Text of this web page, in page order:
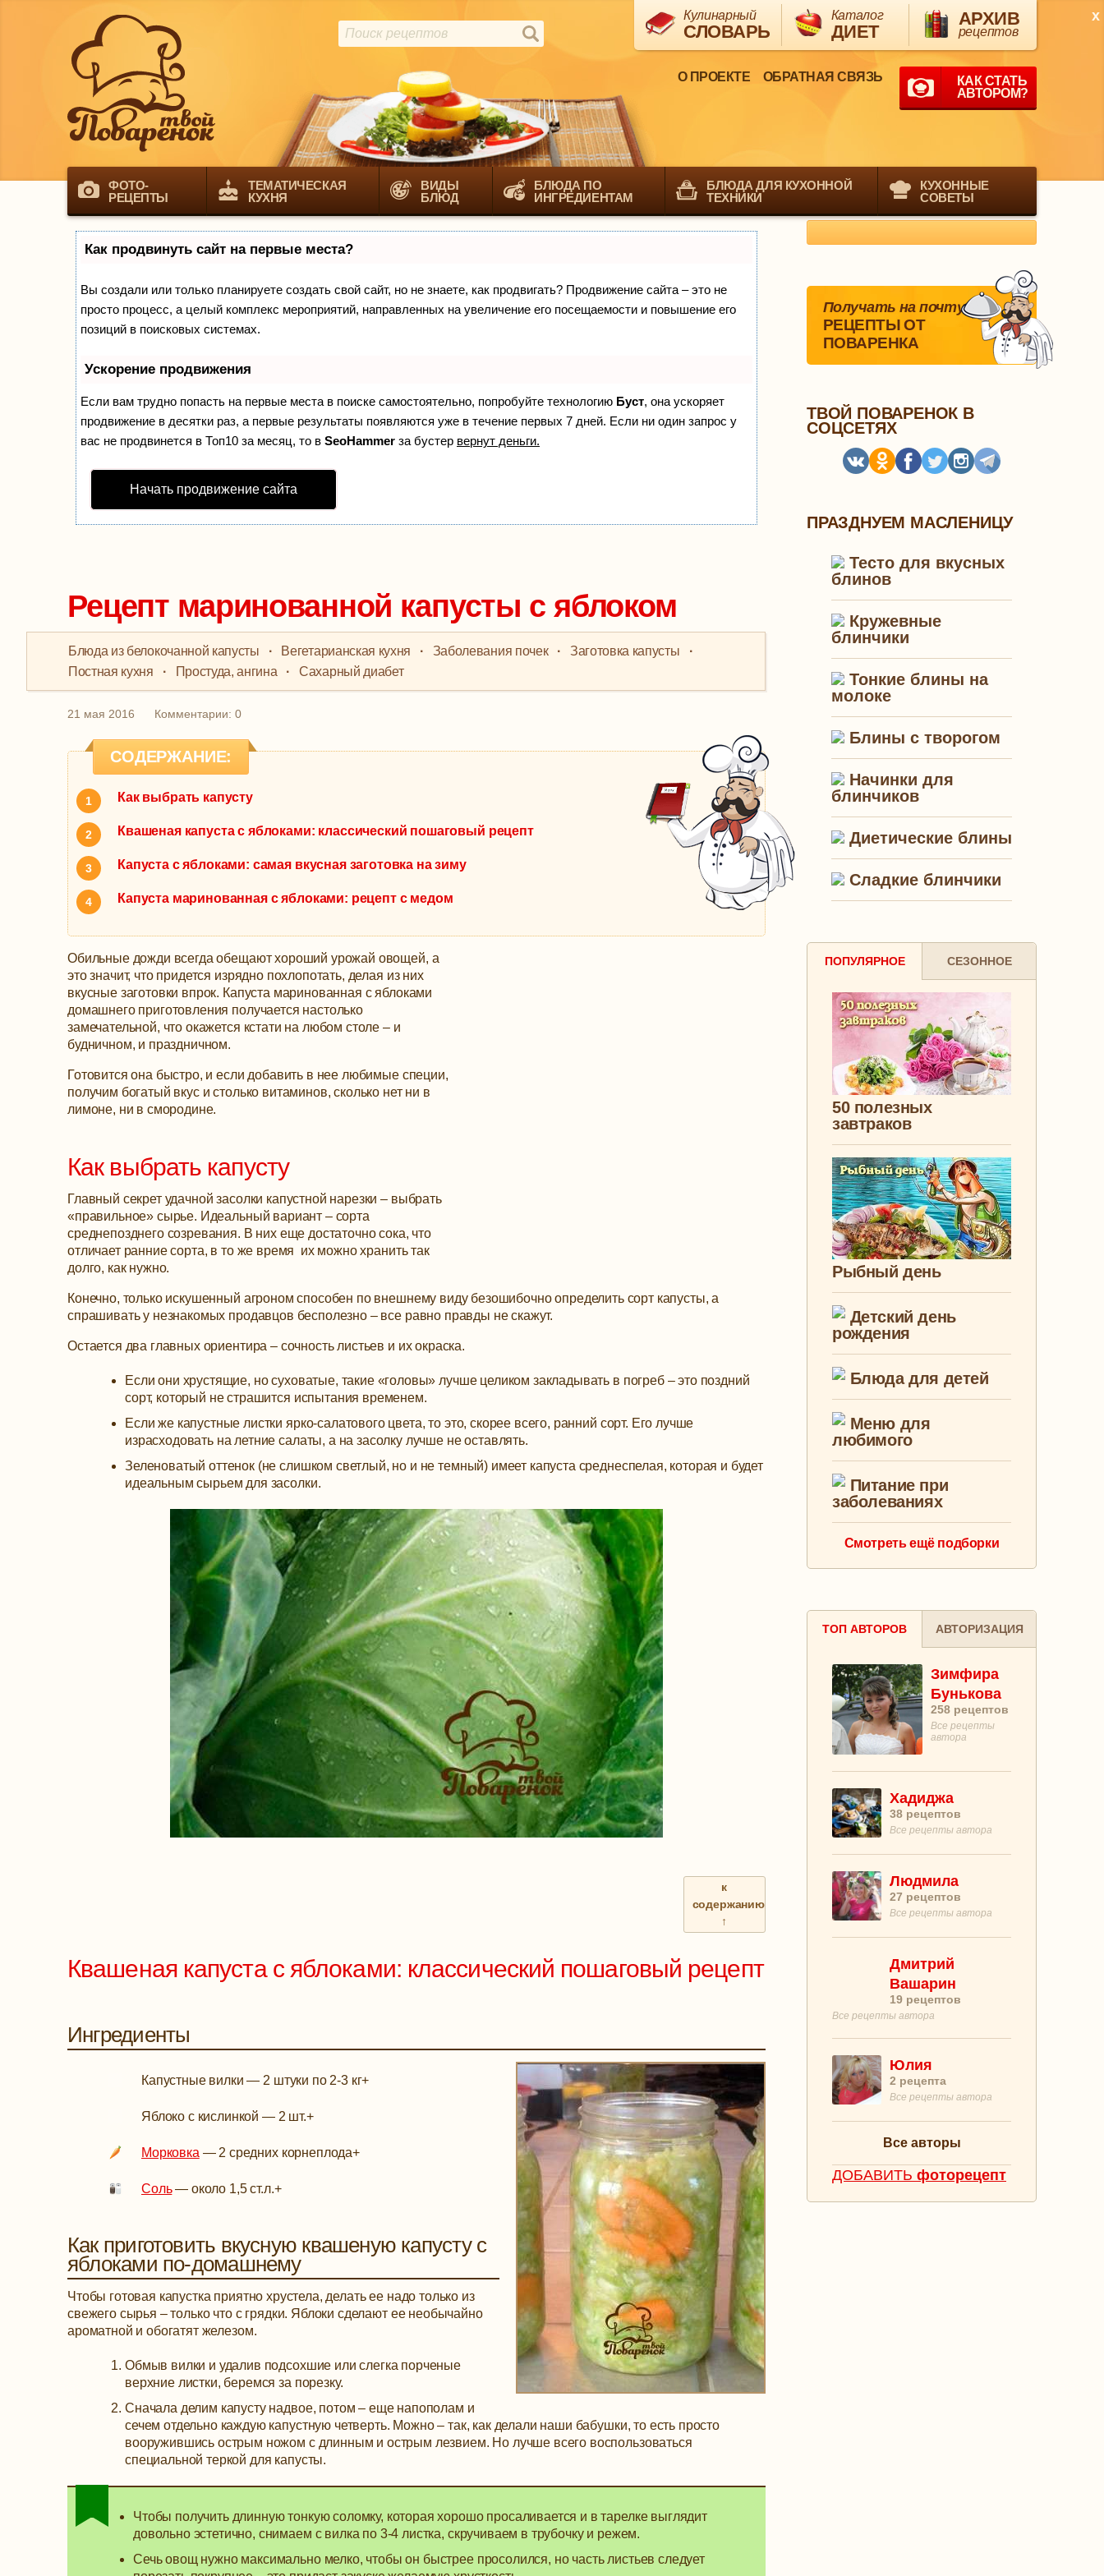
Кулинарный
СЛОВАРЬ
Каталог
ДИЕТ
АРХИВ
рецептов
КАК СТАТЬ
АВТОРОМ?
ОБРАТНАЯ СВЯЗЬ
О ПРОЕКТЕ
ФОТО-
РЕЦЕПТЫ
ТЕМАТИЧЕСКАЯ
КУХНЯ
ВИДЫ
БЛЮД
БЛЮДА ПО
ИНГРЕДИЕНТАМ
КУХОННЫЕ
СОВЕТЫ
БЛЮДА ДЛЯ КУХОННОЙ
ТЕХНИКИ
Как продвинуть сайт на первые места?
Вы создали или только планируете создать свой сайт, но не знаете, как продвигать? Продвижение сайта – это не
просто процесс, а целый комплекс мероприятий, направленных на увеличение его посещаемости и повышение его
позиций в поисковых системах.
Ускорение продвижения
Если вам трудно попасть на первые места в поиске самостоятельно, попробуйте технологию Буст, она ускоряет
продвижение в десятки раз, а первые результаты появляются уже в течение первых 7 дней. Если ни один запрос у
вас не продвинется в Топ10 за месяц, то в SeoHammer за бустер вернут деньги.
Начать продвижение сайта
Рецепт маринованной капусты с яблоком
Блюда из белокочанной капусты · Вегетарианская кухня · Заболевания почек · Заготовка капусты
·
Постная кухня
· Простуда, ангина · Сахарный диабет
21 мая 2016 Комментарии: 0
СОДЕРЖАНИЕ:
Как выбрать капусту
Квашеная капуста с яблоками: классический пошаговый рецепт
Капуста с яблоками: самая вкусная заготовка на зиму
Капуста маринованная с яблоками: рецепт с медом
Обильные дожди всегда обещают хороший урожай овощей, а
это значит, что придется изрядно похлопотать, делая из них
вкусные заготовки впрок. Капуста маринованная с яблоками
домашнего приготовления получается настолько
замечательной, что окажется кстати на любом столе – и
будничном, и праздничном.
Готовится она быстро, и если добавить в нее любимые специи,
получим богатый вкус и столько витаминов, сколько нет ни в
лимоне, ни в смородине.
Как выбрать капусту
Главный секрет удачной засолки капустной нарезки – выбрать
«правильное» сырье. Идеальный вариант – сорта
среднепозднего созревания. В них еще достаточно сока, что
отличает ранние сорта, в то же время их можно хранить так
долго, как нужно.
Конечно, только искушенный агроном способен по внешнему виду безошибочно определить сорт капусты, а
спрашивать у незнакомых продавцов бесполезно – все равно правды не скажут.
Остается два главных ориентира – сочность листьев и их окраска.
Если они хрустящие, но суховатые, такие «головы» лучше целиком закладывать в погреб – это поздний
сорт, который не страшится испытания временем.
Если же капустные листки ярко-салатового цвета, то это, скорее всего, ранний сорт. Его лучше
израсходовать на летние салаты, а на засолку лучше не оставлять.
Зеленоватый оттенок (не слишком светлый, но и не темный) имеет капуста среднеспелая, которая и будет
идеальным сырьем для засолки.
к
содержанию
↑
Квашеная капуста с яблоками: классический пошаговый рецепт
Ингредиенты
Капустные вилки — 2 штуки по 2-3 кг+
Яблоко с кислинкой — 2 шт.+
Морковка — 2 средних корнеплода+
Соль— около 1,5 ст.л.+
Как приготовить вкусную квашеную капусту с
яблоками по-домашнему
Чтобы готовая капустка приятно хрустела, делать ее надо только из
свежего сырья – только что с грядки. Яблоки сделают ее необычайно
ароматной и обогатят железом.
Обмыв вилки и удалив подсохшие или слегка порченые
верхние листки, беремся за порезку.
Сначала делим капусту надвое, потом – еще напополам и
сечем отдельно каждую капустную четверть. Можно – так, как делали наши бабушки, то есть просто
вооружившись острым ножом с длинным и острым лезвием. Но лучше всего воспользоваться
специальной теркой для капусты.
Чтобы получить длинную тонкую соломку, которая хорошо просаливается и в тарелке выглядит
довольно эстетично, снимаем с вилка по 3-4 листка, скручиваем в трубочку и режем.
Сечь овощ нужно максимально мелко, чтобы он быстрее просолился, но часть листьев следует
x
Получать на почту
РЕЦЕПТЫ ОТ
ПОВАРЕНКА
ТВОЙ ПОВАРЕНОК В
СОЦСЕТЯХ
ПРАЗДНУЕМ МАСЛЕНИЦУ
Тесто для вкусных
блинов
Кружевные
блинчики
Тонкие блины на
молоке
Блины с творогом
Начинки для
блинчиков
Диетические блины
Сладкие блинчики
ПОПУЛЯРНОЕ СЕЗОННОЕ
50 полезных
завтраков
Рыбный день
Детский день
рождения
Блюда для детей
Меню для
любимого
Питание при
заболеваниях
Смотреть ещё подборки
ТОП АВТОРОВ АВТОРИЗАЦИЯ
Зимфира
Бунькова
258 рецептов
Все рецепты
автора
Хадиджа
38 рецептов
Все рецепты автора
Людмила
27 рецептов
Все рецепты автора
Дмитрий
Вашарин
19 рецептов
Все рецепты автора
Юлия
2 рецепта
Все рецепты автора
Все авторы
ДОБАВИТЬ фоторецепт